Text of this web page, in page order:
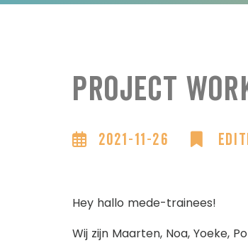
Project Work
2021-11-26
Hey hallo mede-trainees!
Wij zijn Maarten, Noa, Yoeke,